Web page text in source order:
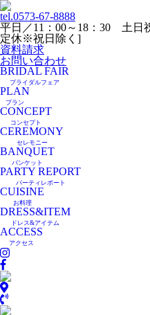
tel.0573-67-8888
平日／11：00～18：30 土日
定休※祝日除く]
資料請求
お問い合わせ
BRIDAL FAIR
ブライダルフェア
PLAN
プラン
CONCEPT
コンセプト
CEREMONY
セレモニー
BANQUET
バンケット
PARTY REPORT
パーティレポート
CUISINE
お料理
DRESS&ITEM
ドレス&アイテム
ACCESS
アクセス